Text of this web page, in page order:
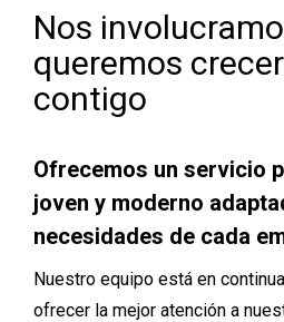
Nos
queremos crecer
contigo
Ofrecemos un servicio
joven y moderno
necesidades de cada
Nuestro equipo está en
ofrecer la mejor atención a